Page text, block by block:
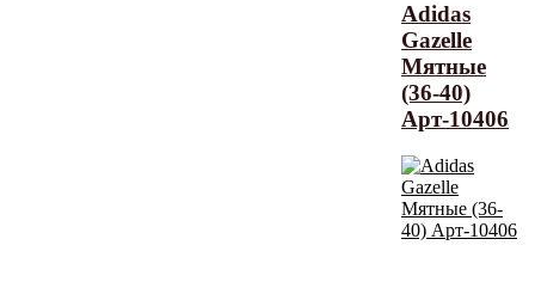
Adidas
Gazelle
Мятные
(36-40)
Арт-10406